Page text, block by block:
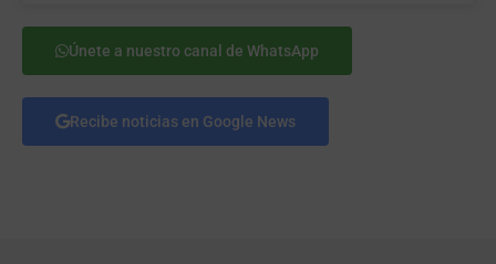
Únete a nuestro canal de WhatsApp
Recibe noticias en Google News